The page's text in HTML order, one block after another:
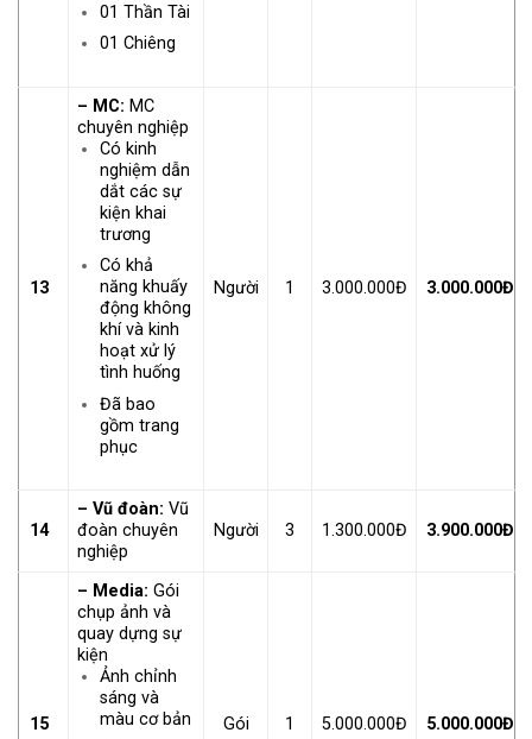
01 Thần Tài
01 Chiêng
13
– MC: MC
chuyên nghiệp
Có kinh
nghiệm dẫn
dắt các sự
kiện khai
trương
Có khả
năng khuấy
động không
khí và kinh
hoạt xử lý
tình huống
Đã bao
gồm trang
phục
Người 1 3.000.000Đ 3.000.000Đ
14
– Vũ đoàn:Vũ
đoàn chuyên
nghiệp
Người 3 1.300.000Đ 3.900.000Đ
15
– Media: Gói
chụp ảnh và
quay dựng sự
kiện
Ảnh chỉnh
sáng và
màu cơ bản
Gói 1 5.000.000Đ 5.000.000Đ